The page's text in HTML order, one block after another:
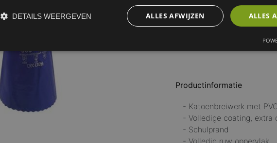
M L XL
Productinformatie
- Katoenbreiwerk met
- Volledige coating, extra
- Schulprand
- Volledig ruw oppervlak
ALLES
ALLES AFWIJZEN
DETAILS WEERGEVEN